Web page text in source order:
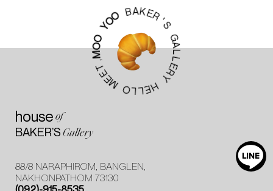
house of
BAKER’S Gallery
88/8 NARAPHIROM, BANGLEN,
NAKHONPATHOM 73130
M
O
O
Y
O
O BAKER'S
G
A
L
L
E
R
Y
H
E
L
L
O
M
E
E
T